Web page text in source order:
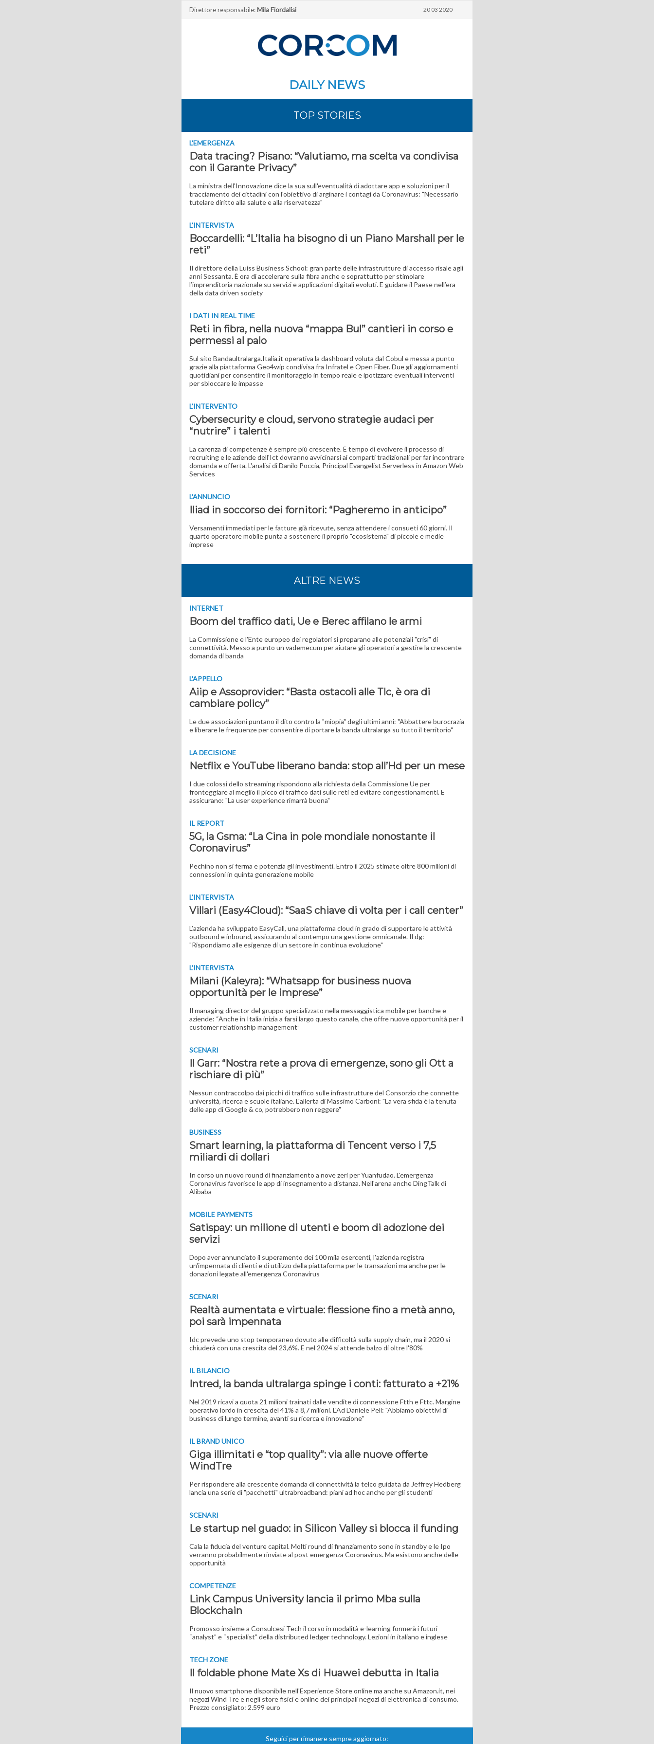
Direttore responsabile: Mila Fiordalisi 20 03 2020
DAILY NEWS
TOP STORIES
L'EMERGENZA
Data tracing? Pisano: “Valutiamo, ma scelta va condivisa
con il Garante Privacy”
La ministra dell'Innovazione dice la sua sull'eventualità di adottare app e soluzioni per il
tracciamento dei cittadini con l'obiettivo di arginare i contagi da Coronavirus: "Necessario
tutelare diritto alla salute e alla riservatezza"
L'INTERVISTA
Boccardelli: “L’Italia ha bisogno di un Piano Marshall per le
reti”
Il direttore della Luiss Business School: gran parte delle infrastrutture di accesso risale agli
anni Sessanta. È ora di accelerare sulla fibra anche e soprattutto per stimolare
l’imprenditoria nazionale su servizi e applicazioni digitali evoluti. E guidare il Paese nell’era
della data driven society
I DATI IN REAL TIME
Reti in fibra, nella nuova “mappa Bul” cantieri in corso e
permessi al palo
Sul sito Bandaultralarga.Italia.it operativa la dashboard voluta dal Cobul e messa a punto
grazie alla piattaforma Geo4wip condivisa fra Infratel e Open Fiber. Due gli aggiornamenti
quotidiani per consentire il monitoraggio in tempo reale e ipotizzare eventuali interventi
per sbloccare le impasse
L'INTERVENTO
Cybersecurity e cloud, servono strategie audaci per
“nutrire” i talenti
La carenza di competenze è sempre più crescente. È tempo di evolvere il processo di
recruiting e le aziende dell'Ict dovranno avvicinarsi ai comparti tradizionali per far incontrare
domanda e offerta. L'analisi di Danilo Poccia, Principal Evangelist Serverless in Amazon Web
Services
L'ANNUNCIO
Iliad in soccorso dei fornitori: “Pagheremo in anticipo”
Versamenti immediati per le fatture già ricevute, senza attendere i consueti 60 giorni. Il
quarto operatore mobile punta a sostenere il proprio "ecosistema" di piccole e medie
imprese
ALTRE NEWS
INTERNET
Boom del traffico dati, Ue e Berec affilano le armi
La Commissione e l'Ente europeo dei regolatori si preparano alle potenziali "crisi" di
connettività. Messo a punto un vademecum per aiutare gli operatori a gestire la crescente
domanda di banda
L'APPELLO
Aiip e Assoprovider: “Basta ostacoli alle Tlc, è ora di
cambiare policy”
Le due associazioni puntano il dito contro la "miopia" degli ultimi anni: "Abbattere burocrazia
e liberare le frequenze per consentire di portare la banda ultralarga su tutto il territorio"
LA DECISIONE
Netflix e YouTube liberano banda: stop all’Hd per un mese
I due colossi dello streaming rispondono alla richiesta della Commissione Ue per
fronteggiare al meglio il picco di traffico dati sulle reti ed evitare congestionamenti. E
assicurano: "La user experience rimarrà buona"
IL REPORT
5G, la Gsma: “La Cina in pole mondiale nonostante il
Coronavirus”
Pechino non si ferma e potenzia gli investimenti. Entro il 2025 stimate oltre 800 milioni di
connessioni in quinta generazione mobile
L'INTERVISTA
Villari (Easy4Cloud): “SaaS chiave di volta per i call center”
L’azienda ha sviluppato EasyCall, una piattaforma cloud in grado di supportare le attività
outbound e inbound, assicurando al contempo una gestione omnicanale. Il dg:
"Rispondiamo alle esigenze di un settore in continua evoluzione"
L’INTERVISTA
Milani (Kaleyra): “Whatsapp for business nuova
opportunità per le imprese”
Il managing director del gruppo specializzato nella messaggistica mobile per banche e
aziende: “Anche in Italia inizia a farsi largo questo canale, che offre nuove opportunità per il
customer relationship management”
SCENARI
Il Garr: “Nostra rete a prova di emergenze, sono gli Ott a
rischiare di più”
Nessun contraccolpo dai picchi di traffico sulle infrastrutture del Consorzio che connette
università, ricerca e scuole italiane. L'allerta di Massimo Carboni: "La vera sfida è la tenuta
delle app di Google & co, potrebbero non reggere"
BUSINESS
Smart learning, la piattaforma di Tencent verso i 7,5
miliardi di dollari
In corso un nuovo round di finanziamento a nove zeri per Yuanfudao. L'emergenza
Coronavirus favorisce le app di insegnamento a distanza. Nell'arena anche DingTalk di
Alibaba
MOBILE PAYMENTS
Satispay: un milione di utenti e boom di adozione dei
servizi
Dopo aver annunciato il superamento dei 100 mila esercenti, l'azienda registra
un'impennata di clienti e di utilizzo della piattaforma per le transazioni ma anche per le
donazioni legate all'emergenza Coronavirus
SCENARI
Realtà aumentata e virtuale: flessione fino a metà anno,
poi sarà impennata
Idc prevede uno stop temporaneo dovuto alle difficoltà sulla supply chain, ma il 2020 si
chiuderà con una crescita del 23,6%. E nel 2024 si attende balzo di oltre l'80%
IL BILANCIO
Intred, la banda ultralarga spinge i conti: fatturato a +21%
Nel 2019 ricavi a quota 21 milioni trainati dalle vendite di connessione Ftth e Fttc. Margine
operativo lordo in crescita del 41% a 8,7 milioni. L'Ad Daniele Peli: "Abbiamo obiettivi di
business di lungo termine, avanti su ricerca e innovazione"
IL BRAND UNICO
Giga illimitati e “top quality”: via alle nuove offerte
WindTre
Per rispondere alla crescente domanda di connettività la telco guidata da Jeffrey Hedberg
lancia una serie di "pacchetti" ultrabroadband: piani ad hoc anche per gli studenti
SCENARI
Le startup nel guado: in Silicon Valley si blocca il funding
Cala la fiducia del venture capital. Molti round di finanziamento sono in standby e le Ipo
verranno probabilmente rinviate al post emergenza Coronavirus. Ma esistono anche delle
opportunità
COMPETENZE
Link Campus University lancia il primo Mba sulla
Blockchain
Promosso insieme a Consulcesi Tech il corso in modalità e-learning formerà i futuri
“analyst” e “specialist” della distributed ledger technology. Lezioni in italiano e inglese
TECH ZONE
Il foldable phone Mate Xs di Huawei debutta in Italia
Il nuovo smartphone disponibile nell'Experience Store online ma anche su Amazon.it, nei
negozi Wind Tre e negli store fisici e online dei principali negozi di elettronica di consumo.
Prezzo consigliato: 2.599 euro
Seguici per rimanere sempre aggiornato: